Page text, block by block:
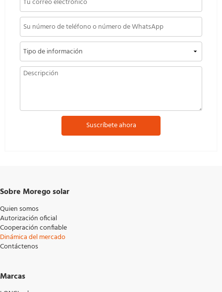
Suscríbete ahora
Sobre Morego solar
Quien somos
Autorización oficial
Cooperación confiable
Dinámica del mercado
Contáctenos
Marcas